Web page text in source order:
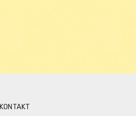
KONTAKT